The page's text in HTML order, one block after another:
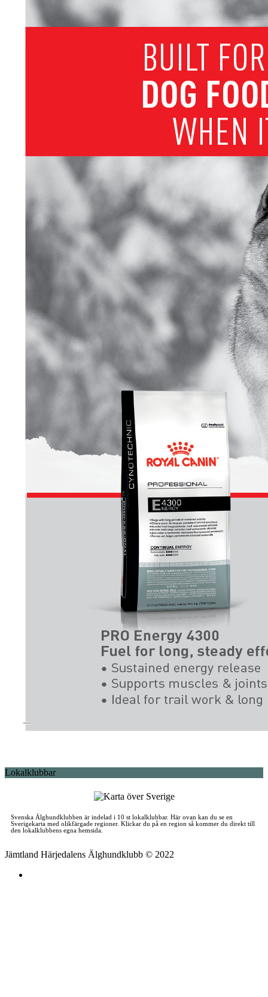
Lokalklubbar
Svenska Älghundklubben är indelad i 10 st lokalklubbar. Här ovan kan du se en
Sverigekarta med olikfärgade regioner. Klickar du på en region så kommer du direkt till
den lokalklubbens egna hemsida.
Jämtland Härjedalens Älghundklubb © 2022